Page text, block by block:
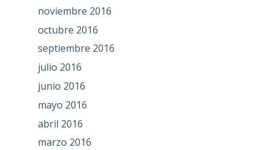
noviembre 2016
octubre 2016
septiembre 2016
julio 2016
junio 2016
mayo 2016
abril 2016
marzo 2016